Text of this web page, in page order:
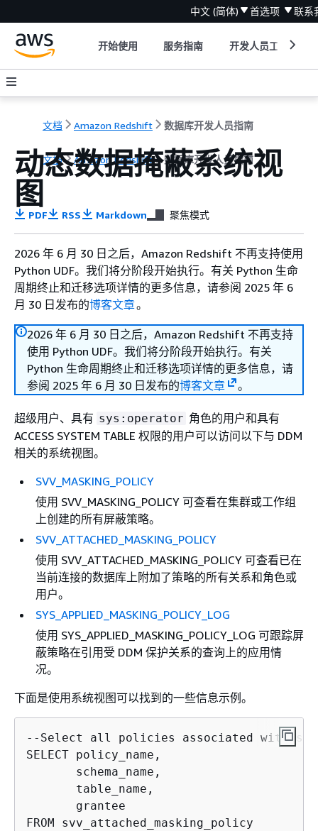
中文 (简体) 首选项 联系
开始使用 服务指南 开发人员工具
文档 Amazon Redshift 数据库开发人员指南
文档 Amazon Redshift 数据库开发人员指南
动态数据掩蔽系统视
图
PDF RSS Markdown 聚焦模式
2026 年 6 月 30 日之后，Amazon Redshift 不再支持使用
Python UDF。我们将分阶段开始执行。有关 Python 生命
周期终止和迁移选项详情的更多信息，请参阅 2025 年 6
月 30 日发布的博客文章。
2026 年 6 月 30 日之后，Amazon Redshift 不再支持
使用 Python UDF。我们将分阶段开始执行。有关
Python 生命周期终止和迁移选项详情的更多信息，请
参阅 2025 年 6 月 30 日发布的博客文章 。
超级用户、具有 sys:operator 角色的用户和具有
ACCESS SYSTEM TABLE 权限的用户可以访问以下与 DDM
相关的系统视图。
SVV_MASKING_POLICY
使用 SVV_MASKING_POLICY 可查看在集群或工作组
上创建的所有屏蔽策略。
SVV_ATTACHED_MASKING_POLICY
使用 SVV_ATTACHED_MASKING_POLICY 可查看已在
当前连接的数据库上附加了策略的所有关系和角色或
用户。
SYS_APPLIED_MASKING_POLICY_LOG
使用 SYS_APPLIED_MASKING_POLICY_LOG 可跟踪屏
蔽策略在引用受 DDM 保护关系的查询上的应用情
况。
下面是使用系统视图可以找到的一些信息示例。
--Select all policies associated with
SELECT policy_name,
       schema_name,
       table_name,
       grantee
FROM svv_attached_masking_policy